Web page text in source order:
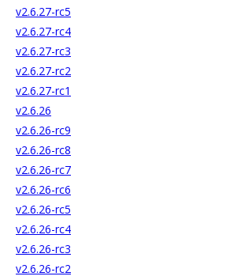
v2.6.27-rc5
v2.6.27-rc4
v2.6.27-rc3
v2.6.27-rc2
v2.6.27-rc1
v2.6.26
v2.6.26-rc9
v2.6.26-rc8
v2.6.26-rc7
v2.6.26-rc6
v2.6.26-rc5
v2.6.26-rc4
v2.6.26-rc3
v2.6.26-rc2